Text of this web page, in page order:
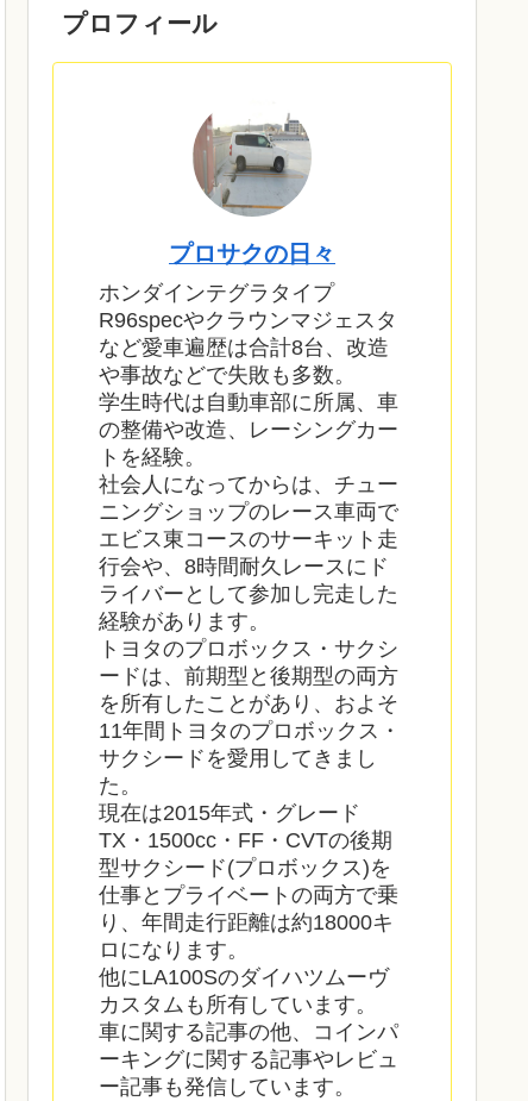
プロフィール
プロサクの日々
ホンダインテグラタイプ
R96specやクラウンマジェスタ
など愛車遍歴は合計8台、改造
や事故などで失敗も多数。
学生時代は自動車部に所属、車
の整備や改造、レーシングカー
トを経験。
社会人になってからは、チュー
ニングショップのレース車両で
エビス東コースのサーキット走
行会や、8時間耐久レースにド
ライバーとして参加し完走した
経験があります。
トヨタのプロボックス・サクシ
ードは、前期型と後期型の両方
を所有したことがあり、およそ
11年間トヨタのプロボックス・
サクシードを愛用してきまし
た。
現在は2015年式・グレード
TX・1500cc・FF・CVTの後期
型サクシード(プロボックス)を
仕事とプライベートの両方で乗
り、年間走行距離は約18000キ
ロになります。
他にLA100Sのダイハツムーヴ
カスタムも所有しています。
車に関する記事の他、コインパ
ーキングに関する記事やレビュ
ー記事も発信しています。